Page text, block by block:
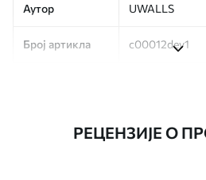
Аутор UWALLS
Број артикла c00012dev1
РЕЦЕНЗИЈЕ О